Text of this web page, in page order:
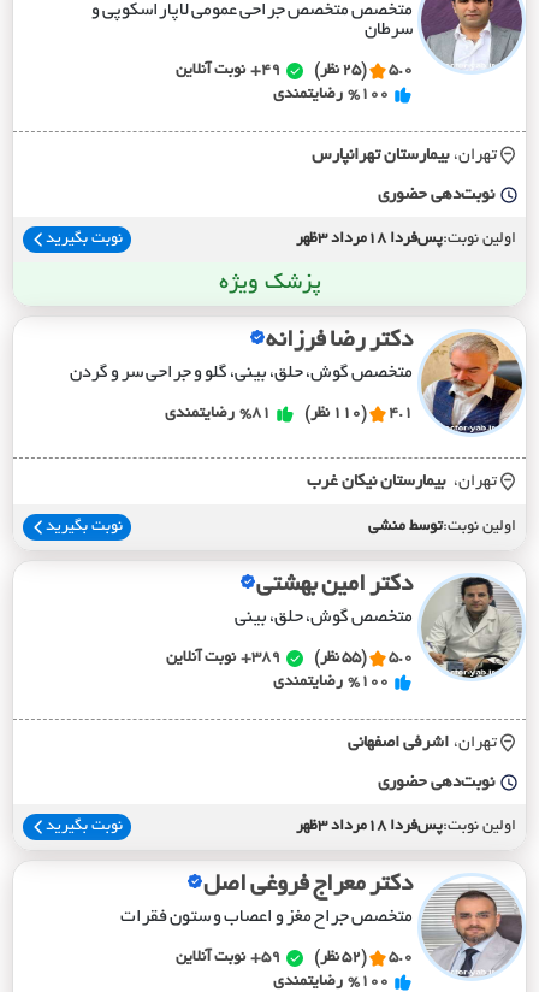
متخصص متخصص جراحی عمومی لاپاراسکوپی و
سرطان
5.0 (25 نظر) 49+
نوبت آنلاین
%100 رضایتمندی
تهران، بيمارستان تهرانپارس
نوبت‌دهی حضوری
اولین نوبت:پس‌فردا 18مرداد 3ظهر نوبت بگیرید
پزشک ویژه
دکتر رضا فرزانه
متخصص گوش، حلق، بینی، گلو و جراحی سر و گردن
4.1 (110 نظر) %81 رضایتمندی
تهران، بيمارستان نيکان غرب
اولین نوبت:توسط منشی نوبت بگیرید
دکتر امین بهشتی
متخصص گوش، حلق، بینی
5.0 (55 نظر) 389+
نوبت آنلاین
%100 رضایتمندی
تهران، اشرفي اصفهاني
نوبت‌دهی حضوری
اولین نوبت:پس‌فردا 18مرداد 3ظهر نوبت بگیرید
دکتر معراج فروغی اصل
متخصص جراح مغز و اعصاب و ستون فقرات
5.0 (52 نظر) 59+
نوبت آنلاین
%100 رضایتمندی